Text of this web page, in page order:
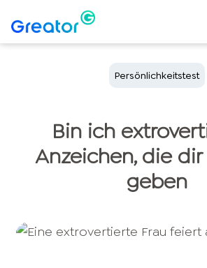
Persönlichkeitstest
Bin ich
Anzeichen, die
geben